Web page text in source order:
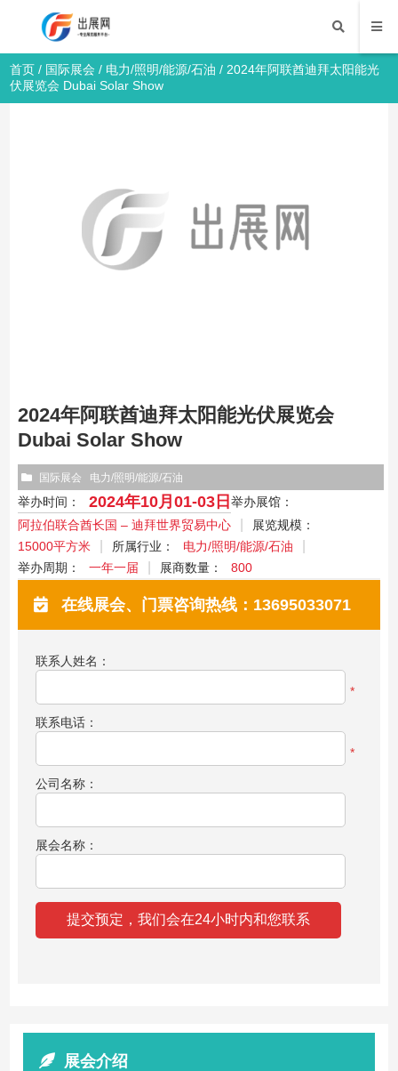
首页 / 国际展会 / 电力/照明/能源/石油 / 2024年阿联酋迪拜太阳能光
伏展览会 Dubai Solar Show
2024年阿联酋迪拜太阳能光伏展览会
Dubai Solar Show
国际展会 电力/照明/能源/石油
举办时间： 2024年10月01-03日 举办展馆：
阿拉伯联合酋长国 – 迪拜世界贸易中心
展览规模：
15000平方米
所属行业：
电力/照明/能源/石油
举办周期：
一年一届 展商数量： 800
在线展会、门票咨询热线：13695033071
联系人姓名：
*
联系电话：
*
公司名称：
展会名称：
展会介绍